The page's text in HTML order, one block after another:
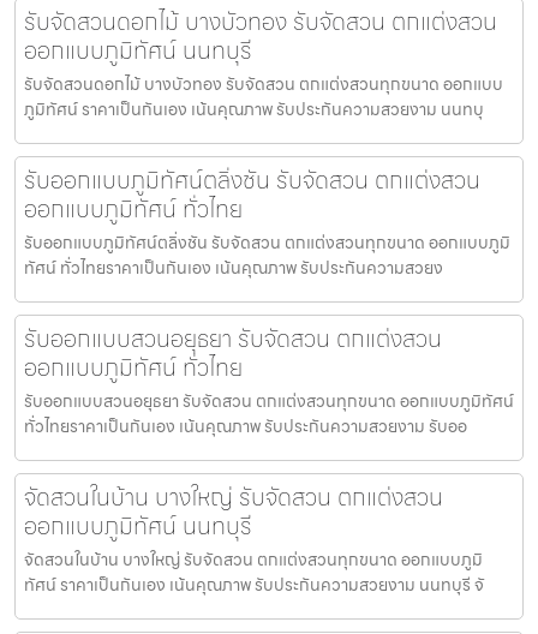
รับจัดสวนดอกไม้ บางบัวทอง รับจัดสวน ตกแต่งสวน
ออกแบบภูมิทัศน์ นนทบุรี
รับจัดสวนดอกไม้ บางบัวทอง รับจัดสวน ตกแต่งสวนทุกขนาด ออกแบบ
ภูมิทัศน์ ราคาเป็นกันเอง เน้นคุณภาพ รับประกันความสวยงาม นนทบุ
รับออกแบบภูมิทัศน์ตลิ่งชัน รับจัดสวน ตกแต่งสวน
ออกแบบภูมิทัศน์ ทั่วไทย
รับออกแบบภูมิทัศน์ตลิ่งชัน รับจัดสวน ตกแต่งสวนทุกขนาด ออกแบบภูมิ
ทัศน์ ทั่วไทยราคาเป็นกันเอง เน้นคุณภาพ รับประกันความสวยง
รับออกแบบสวนอยุธยา รับจัดสวน ตกแต่งสวน
ออกแบบภูมิทัศน์ ทั่วไทย
รับออกแบบสวนอยุธยา รับจัดสวน ตกแต่งสวนทุกขนาด ออกแบบภูมิทัศน์
ทั่วไทยราคาเป็นกันเอง เน้นคุณภาพ รับประกันความสวยงาม รับออ
จัดสวนในบ้าน บางใหญ่ รับจัดสวน ตกแต่งสวน
ออกแบบภูมิทัศน์ นนทบุรี
จัดสวนในบ้าน บางใหญ่ รับจัดสวน ตกแต่งสวนทุกขนาด ออกแบบภูมิ
ทัศน์ ราคาเป็นกันเอง เน้นคุณภาพ รับประกันความสวยงาม นนทบุรี จั